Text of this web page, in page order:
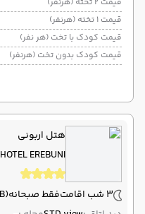
قیمت 1 تخته (هرنفر)
قیمت کودک با تخت (هر نفر)
قیمت کودک بدون تخت (هرنفر)
هتل اربونی
HOTEL EREBUNI
3 شب اقامت فقط صبحانه(BB)